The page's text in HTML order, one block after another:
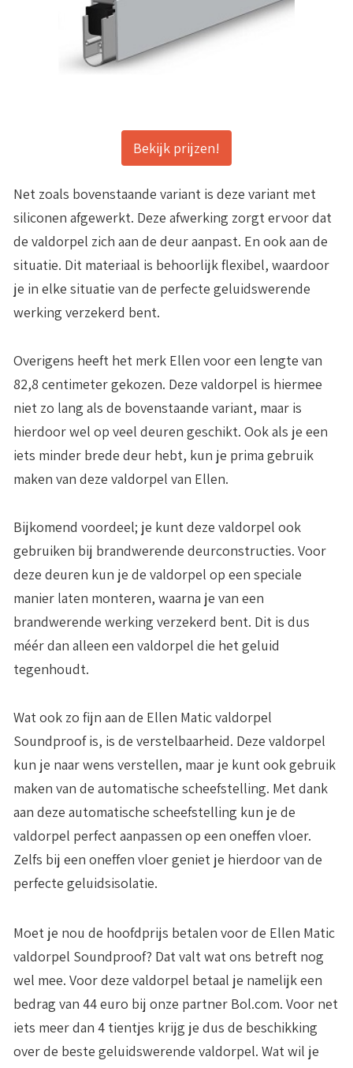
Bekijk prijzen!
Net zoals bovenstaande variant is deze variant met
siliconen afgewerkt. Deze afwerking zorgt ervoor dat
de valdorpel zich aan de deur aanpast. En ook aan de
situatie. Dit materiaal is behoorlijk flexibel, waardoor
je in elke situatie van de perfecte geluidswerende
werking verzekerd bent.
Overigens heeft het merk Ellen voor een lengte van
82,8 centimetergekozen. Deze valdorpel is hiermee
niet zo lang als de bovenstaande variant, maar is
hierdoor wel op veel deuren geschikt. Ook als je een
iets minder brede deur hebt, kun je prima gebruik
maken van deze valdorpel van Ellen.
Bijkomend voordeel; je kunt deze valdorpel ook
gebruiken bij brandwerende deurconstructies. Voor
deze deuren kun je de valdorpel op een speciale
manier laten monteren, waarna je van een
brandwerende werking verzekerd bent. Dit is dus
méér dan alleen een valdorpel die het geluid
tegenhoudt.
Wat ook zo fijn aan de Ellen Matic valdorpel
Soundproof is, is de verstelbaarheid. Deze valdorpel
kun je naar wens verstellen, maar je kunt ook gebruik
maken van de automatische scheefstelling. Met dank
aan deze automatische scheefstelling kun je de
valdorpel perfect aanpassen op een oneffen vloer.
Zelfs bij een oneffen vloer geniet je hierdoor van de
perfecte geluidsisolatie.
Moet je nou de hoofdprijs betalen voor de Ellen Matic
valdorpel Soundproof? Dat valt wat ons betreft nog
wel mee. Voor deze valdorpel betaal je namelijk een
bedrag van 44 euro bij onze partner Bol.com. Voor net
iets meer dan 4 tientjes krijg je dus de beschikking
over de beste geluidswerende valdorpel. Wat wil je